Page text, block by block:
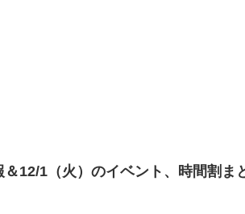
＆12/1（火）のイベント、時間割ま